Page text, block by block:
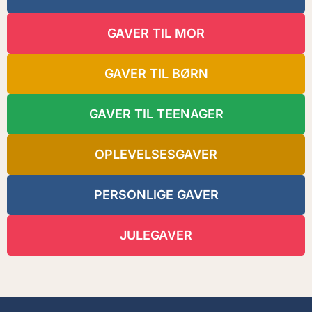
GAVER TIL MOR
GAVER TIL BØRN
GAVER TIL TEENAGER
OPLEVELSESGAVER
PERSONLIGE GAVER
JULEGAVER